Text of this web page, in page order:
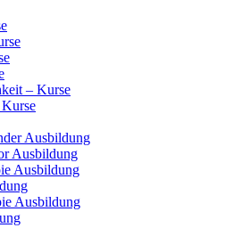
– Kurse
Ausbildung
Ausbildung
Ausbildung
Ausbildung